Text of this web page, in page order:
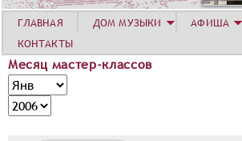
Месяц мастер-классов
М
е
с
М
е
с
Г
о
ГЛАВНАЯ ДОМ МУЗЫКИ АФИША
КОНТАКТЫ